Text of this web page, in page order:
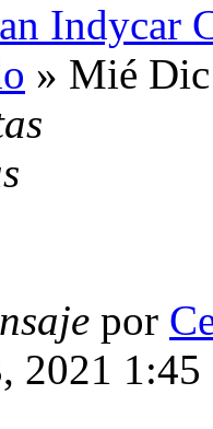
Indycar
» Mié
por
2021 1:45